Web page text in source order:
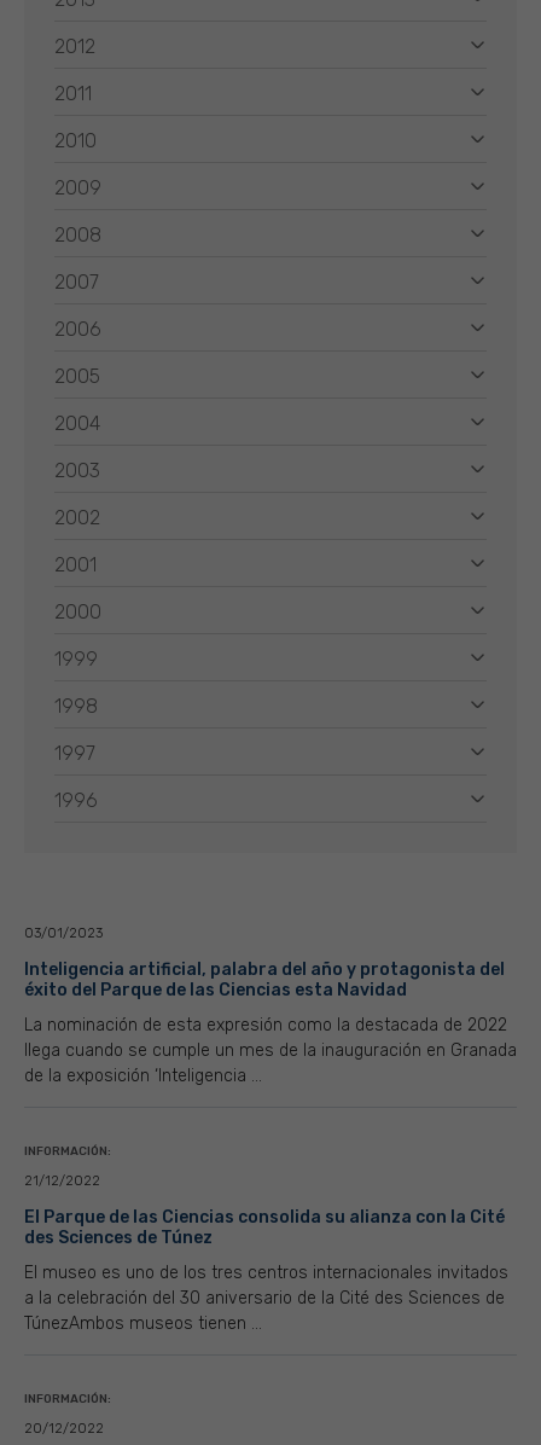
2012
2011
2010
2009
2008
2007
2006
2005
2004
2003
2002
2001
2000
1999
1998
1997
1996
03/01/2023
Inteligencia artificial, palabra del año y protagonista del
éxito del Parque de las Ciencias esta Navidad
La nominación de esta expresión como la destacada de 2022
llega cuando se cumple un mes de la inauguración en Granada
de la exposición ‘Inteligencia ...
INFORMACIÓN:
21/12/2022
El Parque de las Ciencias consolida su alianza con la Cité
des Sciences de Túnez
El museo es uno de los tres centros internacionales invitados
a la celebración del 30 aniversario de la Cité des Sciences de
TúnezAmbos museos tienen ...
INFORMACIÓN:
20/12/2022